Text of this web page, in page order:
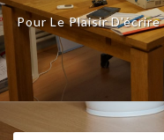
Pour Le Plaisir